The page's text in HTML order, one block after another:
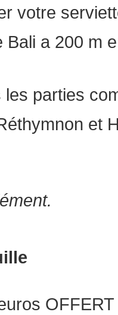
votre
Bali a 200 m
parties
et
OFFERT